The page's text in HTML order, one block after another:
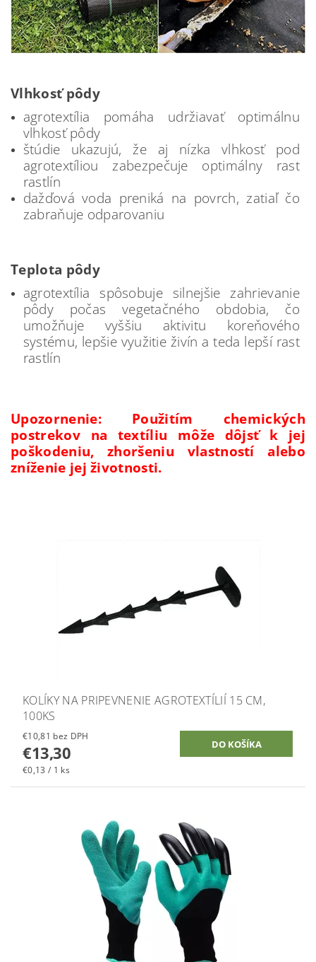
Vlhkosť pôdy
agrotextília pomáha udržiavať optimálnu
vlhkosť pôdy
štúdie ukazujú, že aj nízka vlhkosť pod
agrotextíliou zabezpečuje optimálny rast
rastlín
dažďová voda preniká na povrch, zatiaľ čo
zabraňuje odparovaniu
Teplota pôdy
agrotextília spôsobuje silnejšie zahrievanie
pôdy počas vegetačného obdobia, čo
umožňuje vyššiu aktivitu koreňového
systému, lepšie využitie živín a teda lepší rast
rastlín
Upozornenie: Použitím chemických
postrekov na textíliu môže dôjsť k jej
poškodeniu, zhoršeniu vlastností alebo
zníženie jej životnosti.
KOLÍKY NA PRIPEVNENIE AGROTEXTÍLIÍ 15 CM,
100KS
€10,81 bez DPH
€13,30
€0,13 / 1 ks